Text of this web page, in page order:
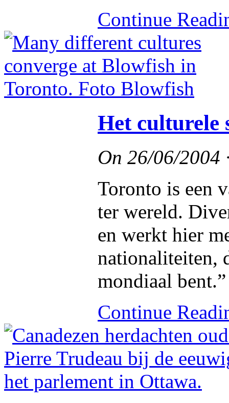
Continue
Het culturele
On 26/06/2004
Toronto is een
ter wereld.
en werkt hier
nationaliteiten,
mondiaal bent.”
Continue